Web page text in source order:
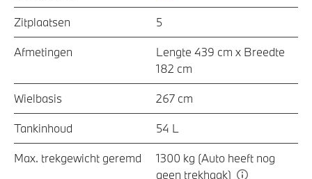
Zitplaatsen 5
Afmetingen
Lengte 439 cm x Breedte
182 cm
Wielbasis 267 cm
Tankinhoud 54 L
Max. trekgewicht geremd
1300 kg (Auto heeft nog
geen trekhaak)